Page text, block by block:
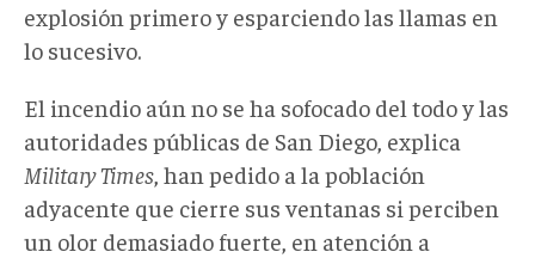
explosión primero y esparciendo las llamas en
lo sucesivo.
El incendio aún no se ha sofocado del todo y las
autoridades públicas de San Diego, explica
Military Times, han pedido a la población
adyacente que cierre sus ventanas si perciben
un olor demasiado fuerte, en atención a